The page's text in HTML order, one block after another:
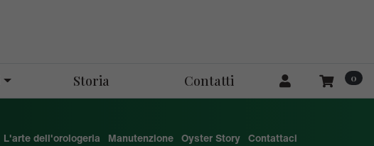
Storia Contatti 0
L'arte dell'orologeria Manutenzione Oyster Story Contattaci